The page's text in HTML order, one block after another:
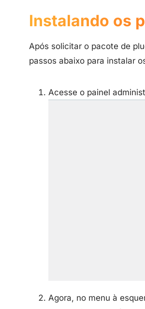
Instalando os
Após solicitar o pacote de
passos abaixo para instalar
Acesse o painel
Agora, no menu à